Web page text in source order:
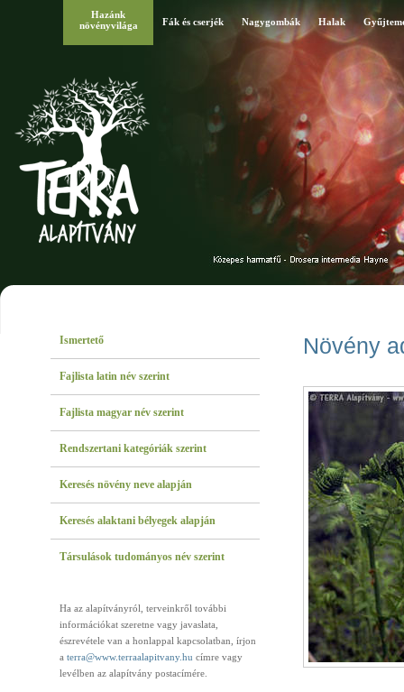
Hazánk
növényvilága
Fák és cserjék Nagygombák Halak
Ismertető
Fajlista latin név szerint
Fajlista magyar név szerint
Rendszertani kategóriák szerint
Keresés növény neve alapján
Keresés alaktani bélyegek alapján
Társulások tudományos név szerint
Ha az alapítványról, terveinkről további
információkat szeretne vagy javaslata,
észrevétele van a honlappal kapcsolatban, írjon
a terra@www.terraalapitvany.hu címre vagy
levélben az alapítvány postacímére.
Növény